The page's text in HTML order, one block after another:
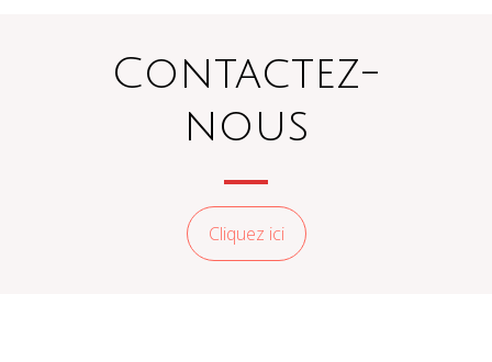
Contactez-
nous
Cliquez ici